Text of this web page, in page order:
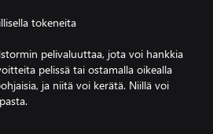
tokeneita
pelivaluuttaa, jota voi hankkia
pelissä tai ostamalla oikealla
ja niitä voi kerätä. Niillä voi